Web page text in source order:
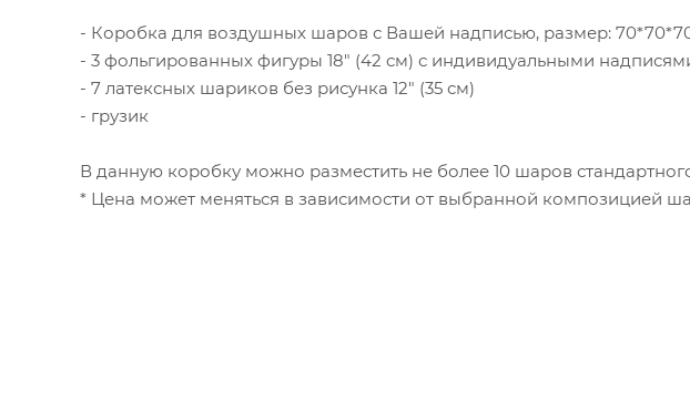
- Коробка для воздушных шаров с Вашей надписью, размер:
- 3 фольгированных фигуры 18" (42 см) с индивидуальными
- 7 латексных шариков без рисунка 12" (35 см)
- грузик
В данную коробку можно разместить не более 10 шаров
* Цена может меняться в зависимости от выбранной композицией